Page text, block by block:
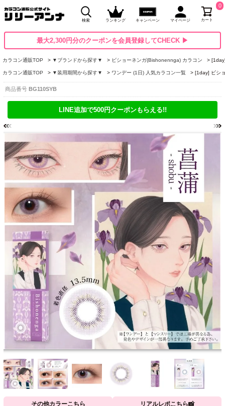
検索 ランキング キャンペーン マイページ カート
0
最大2,300円分のクーポンを会員登録してCHECK ▶
カラコン通販TOP ▼ブランドから探す▼ ビショーネンガ(Bishonennga) カラコン
カラコン通販TOP ▼装用期間から探す▼ ワンデー (1日) 人気カラコン一覧 [1day] ビシ
商品番号 BG110SYB
LINE追加で500円クーポンもらえる!!
その他カラーこちら リアルレポこちら📸